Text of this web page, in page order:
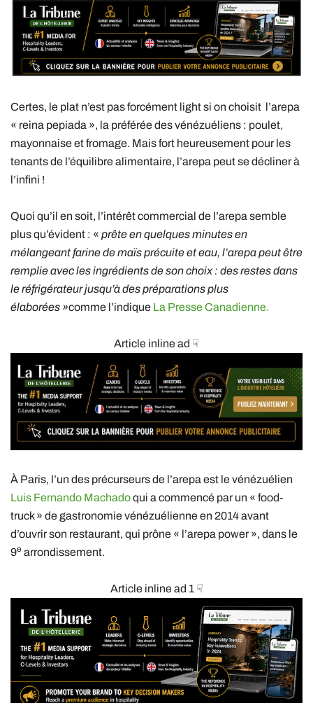
Certes, le plat n’est pas forcément light si on choisit l’arepa
« reina pepiada », la préférée des vénézuéliens : poulet,
mayonnaise et fromage. Mais fort heureusement pour les
tenants de l’équilibre alimentaire, l’arepa peut se décliner à
l’infini !
Quoi qu’il en soit, l’intérêt commercial de l’arepa semble
plus qu’évident : « prête en quelques minutes en
mélangeant farine de maïs précuite et eau, l’arepa peut être
remplie avec les ingrédients de son choix : des restes dans
le réfrigérateur jusqu’à des préparations plus
élaborées »comme l’indique La Presse Canadienne.
Article inline ad ☟
À Paris, l’un des précurseurs de l’arepa est le vénézuélien
Luis Fernando Machadoqui a commencé par un « food-
truck » de gastronomie vénézuélienne en 2014 avant
d’ouvrir son restaurant, qui prône « l’arepa power », dans le
9e arrondissement.
Article inline ad 1 ☟